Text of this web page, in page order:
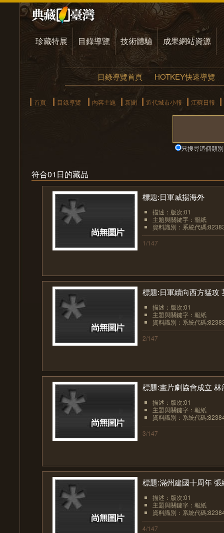
珍藏特展 目錄導覽 技術體驗 成果網站資源
目錄導覽首頁 HOTKEY快速導覽
首頁 目錄導覽 內容主題 新聞 近代城市小報 江蘇日報
只搜尋這個類別
符合01日的藏品
標題:日軍威揚海外
描述：版次:01
主題與關鍵字：報紙
資料識別：系統代碼
1/147
標題:日軍續向西方猛攻
描述：版次:01
主題與關鍵字：報紙
資料識別：系統代碼
2/147
標題:畫片劇協會成立
描述：版次:01
主題與關鍵字：報紙
資料識別：系統代碼
3/147
標題:滿州建國十周年 張
描述：版次:01
主題與關鍵字：報紙
資料識別：系統代碼
4/147